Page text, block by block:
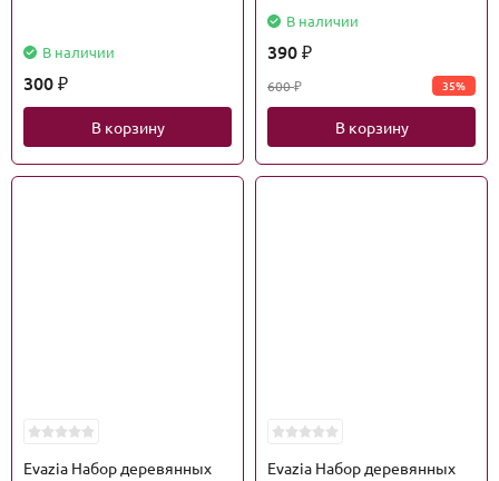
В наличии
300 ₽
В корзину
В наличии
390 ₽
600₽ 35%
В корзину
Evazia Набор деревянных
Evazia Набор деревянных